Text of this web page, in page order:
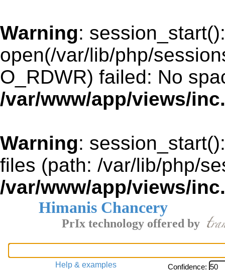
Warning: session_start():
open(/var/lib/php/
O_RDWR) failed: No
/var/www/app/views/
Warning:
files (path: /var/lib/php/
/var/www/app/views/
Himanis Chancery
PrIx technology offered by
Help & examples
Confidence: